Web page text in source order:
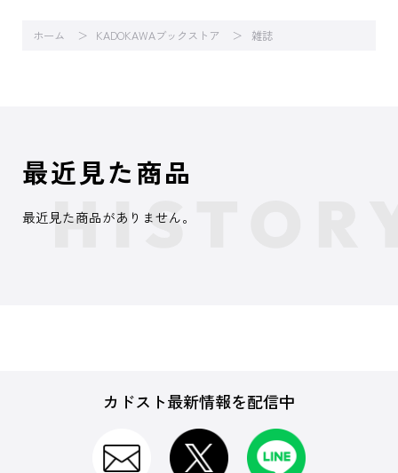
ホーム KADOKAWAブックストア 雑誌
最近見た商品
最近見た商品がありません。
カドスト最新情報を配信中